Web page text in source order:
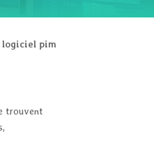
logiciel pim
trouvent